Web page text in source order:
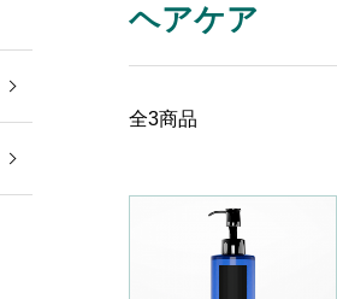
ヘアケア
全3商品